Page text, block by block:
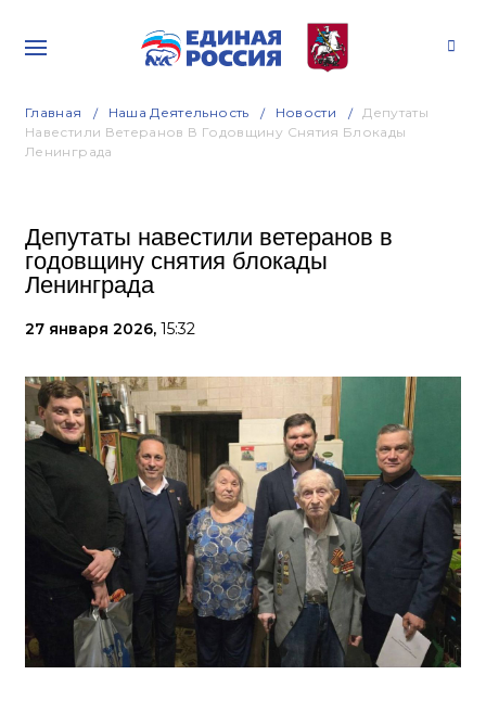
Главная Наша Деятельность Новости
Депутаты
Навестили Ветеранов В Годовщину Снятия Блокады
Ленинграда
Депутаты навестили ветеранов в
годовщину снятия блокады
Ленинграда
27 января 2026, 15:32